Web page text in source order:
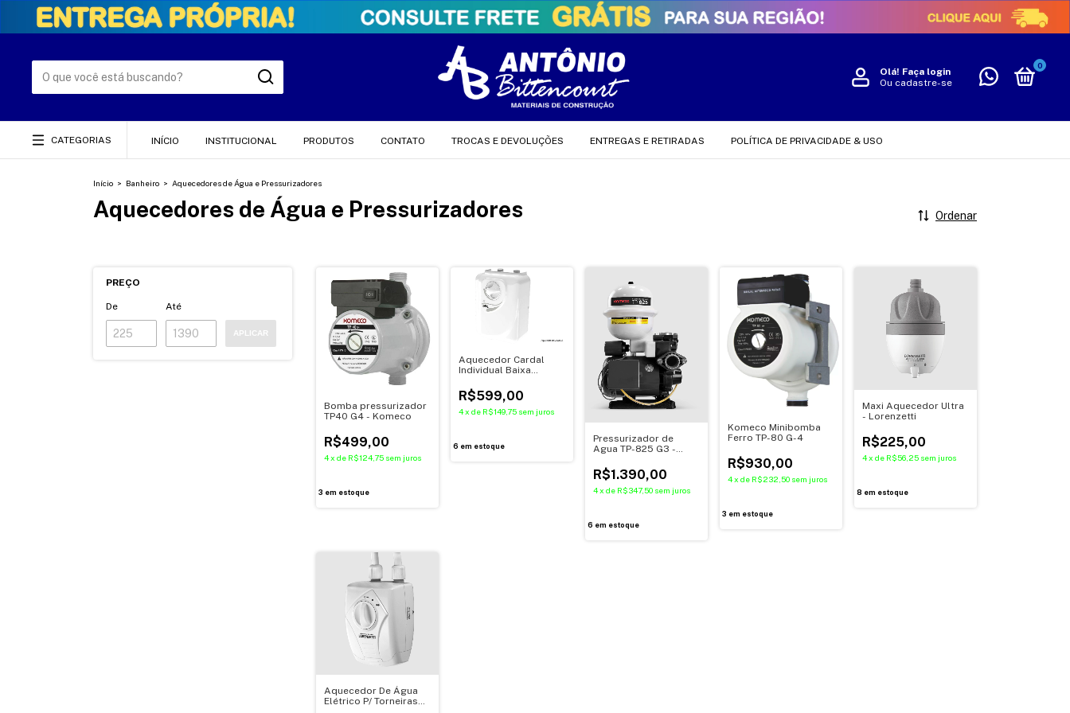
Olá! Faça login
Ou cadastre-se
0
CATEGORIAS INÍCIO INSTITUCIONAL PRODUTOS CONTATO TROCAS E DEVOLUÇÕES ENTREGAS E RETIRADAS POLÍTICA DE PRIVACIDADE & USO
Início > Banheiro > Aquecedores de Água e Pressurizadores
Aquecedores de Água e Pressurizadores Ordenar
PREÇO
De Até
APLICAR
Bomba pressurizador
TP40 G4 - Komeco
R$499,00
4x de R$124,75 sem juros
3 em estoque
Aquecedor Cardal
Individual Baixa
R$599,00
4x de R$149,75 sem juros
6 em estoque
Pressurizador de
Agua TP-825 G3 -
R$1.390,00
4x de R$347,50 sem juros
6 em estoque
Komeco Minibomba
Ferro TP-80 G-4
R$930,00
4x de R$232,50 sem juros
3 em estoque
Maxi Aquecedor Ultra
- Lorenzetti
R$225,00
4x de R$56,25 sem juros
8 em estoque
Aquecedor De Água
Elétrico P/ Torneiras